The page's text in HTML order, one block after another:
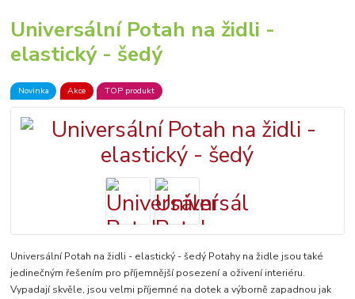
Universální Potah na židli -
elastický - šedý
Novinka Akce TOP produkt
Universální Potah na židli - elastický - šedý Potahy na židle jsou také
jedinečným řešením pro příjemnější posezení a oživení interiéru.
Vypadají skvěle, jsou velmi příjemné na dotek a výborně zapadnou jak